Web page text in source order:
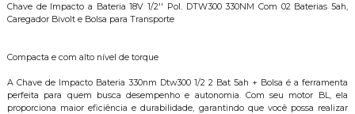
Chave de Impacto a Bateria 18V 1/2'' Pol. DTW300 330NM Com 02 Baterias 5ah,
Caregador Bivolt e Bolsa para Transporte
Compacta e com alto nível de torque
A Chave de Impacto Bateria 330nm Dtw300 1/2 2 Bat 5ah + Bolsa é a ferramenta
perfeita para quem busca desempenho e autonomia. Com seu motor BL, ela
proporciona maior eficiência e durabilidade, garantindo que você possa realizar